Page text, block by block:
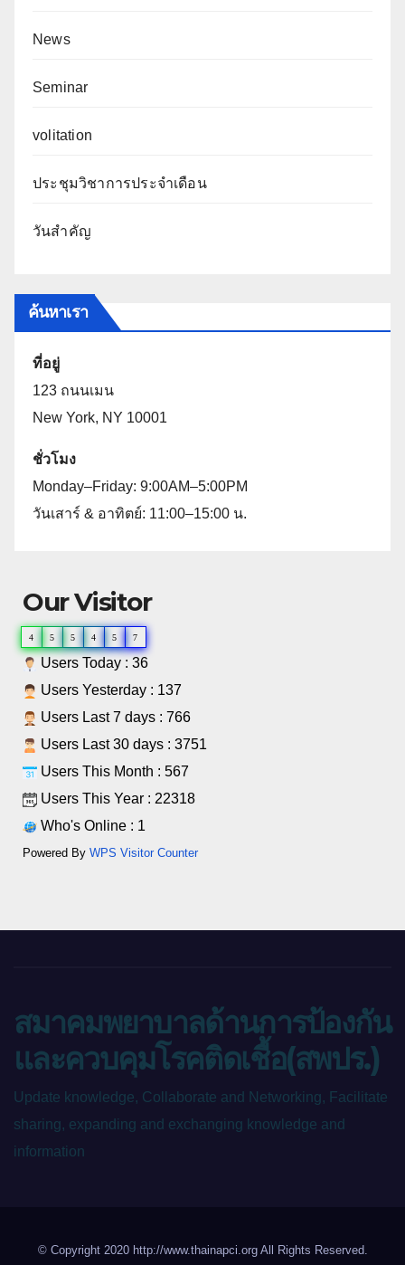
News
Seminar
volitation
ประชุมวิชาการประจำเดือน
วันสำคัญ
ค้นหาเรา
ที่อยู่
123 ถนนเมน
New York, NY 10001
ชั่วโมง
Monday–Friday: 9:00AM–5:00PM
วันเสาร์ & อาทิตย์: 11:00–15:00 น.
Our Visitor
4 5 5 4 5 7
Users Today : 36
Users Yesterday : 137
Users Last 7 days : 766
Users Last 30 days : 3751
Users This Month : 567
Users This Year : 22318
Who's Online : 1
Powered By WPS Visitor Counter
สมาคมพยาบาลด้านการป้องกัน
และควบคุมโรคติดเชื้อ(สพปร.)
Update knowledge, Collaborate and Networking, Facilitate
sharing, expanding and exchanging knowledge and
information
© Copyright 2020 http://www.thainapci.org All Rights Reserved.